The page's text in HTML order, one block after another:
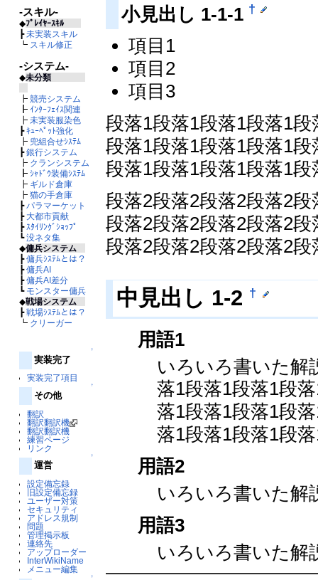
-スキル-
◆ﾌﾟﾚｲﾔｰｽｷﾙ
┣未実装スキル
┗ スキル修正
-システム-
◆未分類
┣ 競売システム
┣ ｲﾝﾀｰﾌｪｲｽ関連
┣ 未実装服染色
┣ｷｭｰﾍﾟｯﾄ強化
┣ 兜組合せｼｽﾃﾑ
┣銀行システム
┣ クランシステム
┣ ｼｬﾄﾞｳ装備ｼｽﾃﾑ
┣ ギルド倉庫
┣ 猫の手倉庫
┣パラマーケット
┣ 大都市貢献
┣ ｽﾀｲﾘﾝｸﾞｼｮｯﾌﾟ
┗没ネタ集
◆傭兵システム
┣傭兵ｼｽﾃﾑとは？
┣傭兵AI
┣傭兵AI差分
┗ モンスター傭兵
◆戦場システム
┣戦場ｼｽﾃﾑとは？
┗ クリーガー
↑
実装完了
実装完了項目
↑
その他
翻訳
翻訳翻訳機
翻訳翻訳機
練習ページ
リンク
↑
運営
設定備忘録
旧設定備忘録
ユーザー対策
セキュリティ
アドレス規制
問題
管理掲示板
連絡先
アップローダー
InterWikiName
メニュー編集
↑
小見出し 1-1-1 †
項目1
項目2
項目3
段落1段落1段落1段落1
段落1段落1段落1段落1段
段落1段落1段落1段落1
段落2段落2段落2段落2
段落2段落2段落2段落2
段落2段落2段落2段落2
中見出し 1-2 †
用語1
いろいろ書いた解
落1段落1段落1段
落1段落1段落1段
落1段落1段落1段
用語2
いろいろ書いた解
用語3
いろいろ書いた解